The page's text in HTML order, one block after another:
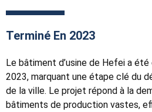
Terminé En 2023
Le bâtiment d’usine de Hefei a
2023, marquant une étape clé du
de la ville. Le projet répond à la
bâtiments de production vastes,